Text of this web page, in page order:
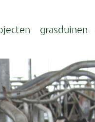
grasduinen